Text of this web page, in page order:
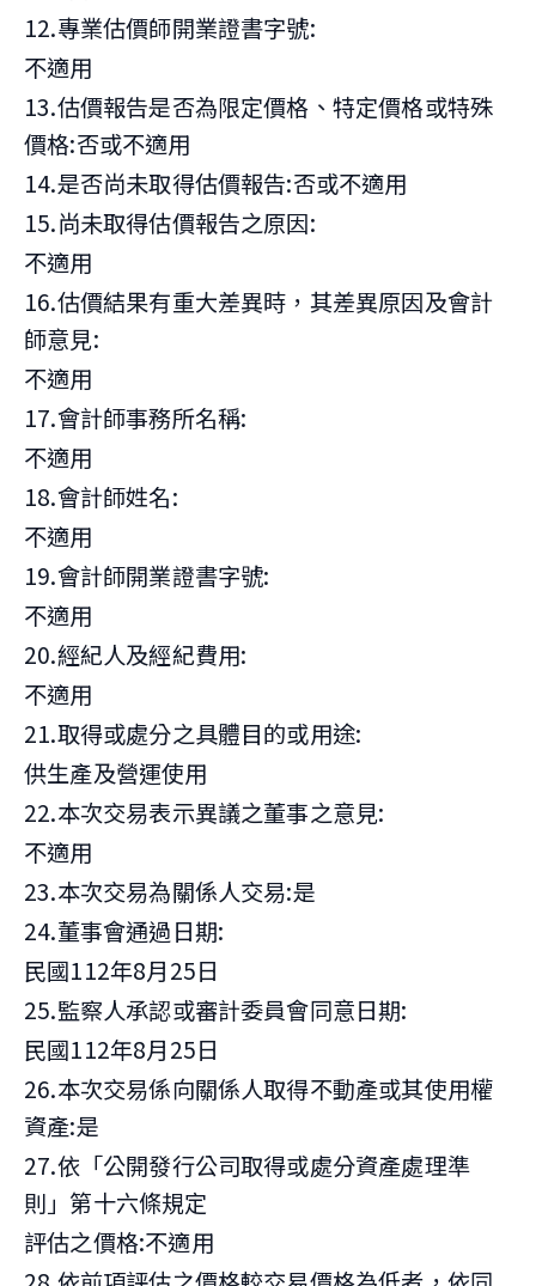
12.專業估價師開業證書字號:
不適用
13.估價報告是否為限定價格、特定價格或特殊
價格:否或不適用
14.是否尚未取得估價報告:否或不適用
15.尚未取得估價報告之原因:
不適用
16.估價結果有重大差異時，其差異原因及會計
師意見:
不適用
17.會計師事務所名稱:
不適用
18.會計師姓名:
不適用
19.會計師開業證書字號:
不適用
20.經紀人及經紀費用:
不適用
21.取得或處分之具體目的或用途:
供生產及營運使用
22.本次交易表示異議之董事之意見:
不適用
23.本次交易為關係人交易:是
24.董事會通過日期:
民國112年8月25日
25.監察人承認或審計委員會同意日期:
民國112年8月25日
26.本次交易係向關係人取得不動產或其使用權
資產:是
27.依「公開發行公司取得或處分資產處理準
則」第十六條規定
評估之價格:不適用